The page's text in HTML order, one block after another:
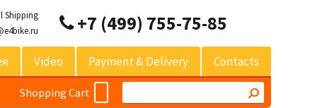
Shipping
+7 (499) 755-75-85
Video Payment & Delivery Contacts
Shopping Cart